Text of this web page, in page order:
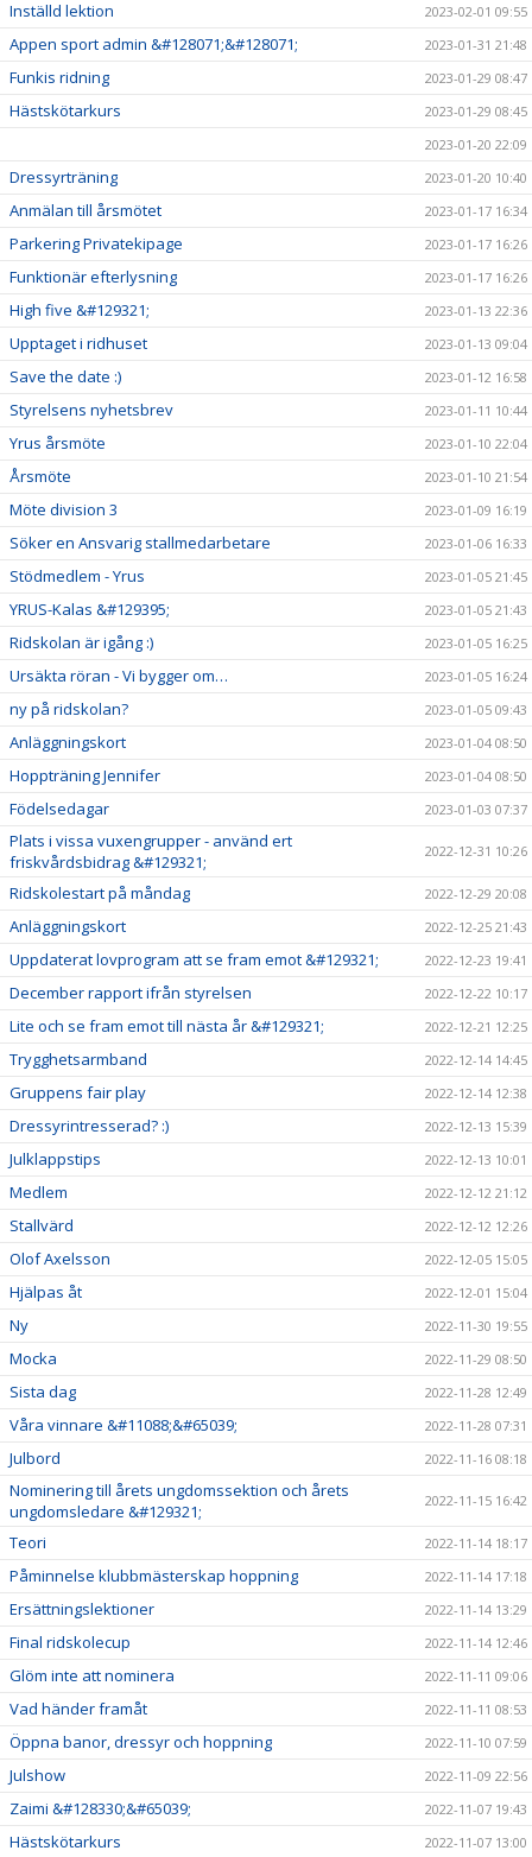
Inställd lektion 2023-02-01 09:55
Appen sport admin &#128071;&#128071; 2023-01-31 21:48
Funkis ridning 2023-01-29 08:47
Hästskötarkurs
2023-01-29 08:45
2023-01-20 22:09
Dressyrträning 2023-01-20 10:40
Anmälan till årsmötet 2023-01-17 16:34
Parkering Privatekipage 2023-01-17 16:26
Funktionär efterlysning 2023-01-17 16:26
High five &#129321; 2023-01-13 22:36
Upptaget i ridhuset 2023-01-13 09:04
Save the date :) 2023-01-12 16:58
Styrelsens nyhetsbrev 2023-01-11 10:44
Yrus årsmöte 2023-01-10 22:04
Årsmöte 2023-01-10 21:54
Möte division 3 2023-01-09 16:19
Söker en Ansvarig stallmedarbetare 2023-01-06 16:33
Stödmedlem - Yrus 2023-01-05 21:45
YRUS-Kalas &#129395; 2023-01-05 21:43
Ridskolan är igång :) 2023-01-05 16:25
Ursäkta röran - Vi bygger om… 2023-01-05 16:24
ny på ridskolan? 2023-01-05 09:43
Anläggningskort 2023-01-04 08:50
Hoppträning Jennifer 2023-01-04 08:50
Födelsedagar 2023-01-03 07:37
Plats i vissa vuxengrupper - använd ert
friskvårdsbidrag &#129321;
2022-12-31 10:26
Ridskolestart på måndag 2022-12-29 20:08
Anläggningskort 2022-12-25 21:43
Uppdaterat lovprogram att se fram emot &#129321; 2022-12-23 19:41
December rapport ifrån styrelsen 2022-12-22 10:17
Lite och se fram emot till nästa år &#129321; 2022-12-21 12:25
Trygghetsarmband 2022-12-14 14:45
Gruppens fair play 2022-12-14 12:38
Dressyrintresserad? :) 2022-12-13 15:39
Julklappstips 2022-12-13 10:01
Medlem 2022-12-12 21:12
Stallvärd 2022-12-12 12:26
Olof Axelsson 2022-12-05 15:05
Hjälpas åt 2022-12-01 15:04
Ny 2022-11-30 19:55
Mocka 2022-11-29 08:50
Sista dag 2022-11-28 12:49
Våra vinnare &#11088;&#65039; 2022-11-28 07:31
Julbord 2022-11-16 08:18
Nominering till årets ungdomssektion och årets
ungdomsledare &#129321;
2022-11-15 16:42
Teori 2022-11-14 18:17
Påminnelse klubbmästerskap hoppning 2022-11-14 17:18
Ersättningslektioner 2022-11-14 13:29
Final ridskolecup 2022-11-14 12:46
Glöm inte att nominera 2022-11-11 09:06
Vad händer framåt 2022-11-11 08:53
Öppna banor, dressyr och hoppning 2022-11-10 07:59
Julshow 2022-11-09 22:56
Zaimi &#128330;&#65039; 2022-11-07 19:43
Hästskötarkurs 2022-11-07 13:00